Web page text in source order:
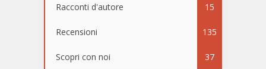
Racconti d'autore 15
Recensioni 135
Scopri con noi 37